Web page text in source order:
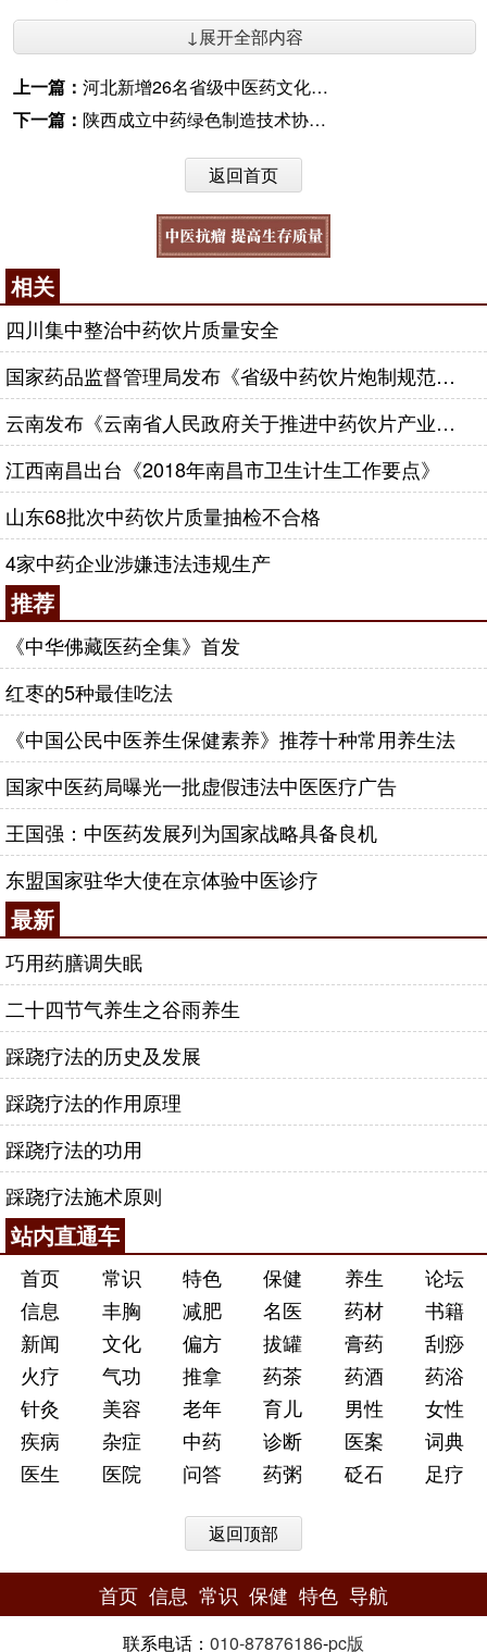
↓展开全部内容
上一篇： 河北新增26名省级中医药文化科普巡讲专家
下一篇： 陕西成立中药绿色制造技术协同创新中心
返回首页
相关
四川集中整治中药饮片质量安全
国家药品监督管理局发布《省级中药饮片炮制规范修订的技术指导原则》
云南发布《云南省人民政府关于推进中药饮片产业发展的若干意见》
江西南昌出台《2018年南昌市卫生计生工作要点》
山东68批次中药饮片质量抽检不合格
4家中药企业涉嫌违法违规生产
推荐
《中华佛藏医药全集》首发
红枣的5种最佳吃法
《中国公民中医养生保健素养》推荐十种常用养生法
国家中医药局曝光一批虚假违法中医医疗广告
王国强：中医药发展列为国家战略具备良机
东盟国家驻华大使在京体验中医诊疗
最新
巧用药膳调失眠
二十四节气养生之谷雨养生
踩跷疗法的历史及发展
踩跷疗法的作用原理
踩跷疗法的功用
踩跷疗法施术原则
站内直通车
首页 常识 特色 保健 养生
论坛
信息
丰胸 减肥 名医 药材
书籍
新闻
文化 偏方 拔罐 膏药
刮痧
火疗
气功 推拿 药茶 药酒
药浴
针灸
美容 老年 育儿 男性
女性
疾病
杂症 中药 诊断 医案
词典
医生
医院 问答 药粥 砭石 足疗
返回顶部
首页 信息 常识 保健 特色 导航
联系电话： 010-87876186-pc版